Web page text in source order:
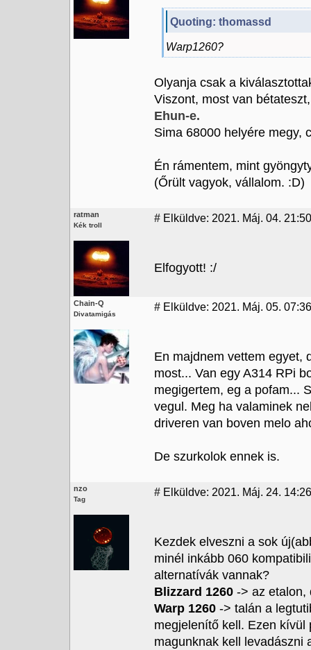
Quoting: thomassd
Warp1260?
Olyanja csak a
Viszont, most van
Ehun-e.
Sima 68000 helyére megy,
Én rámentem, mint
(Őrült vagyok, vállalom. :D)
ratman
Kék troll
# Elküldve: 2021. Máj. 04. 21:50
Elfogyott! :/
Chain-Q
Divatamigás
# Elküldve: 2021. Máj. 05.
En majdnem vettem egyet,
most... Van egy A314 RPi
megigertem, eg a pofam...
vegul. Meg ha valaminek
driveren van boven melo
De szurkolok ennek is.
nzo
Tag
# Elküldve: 2021. Máj. 24.
Kezdek elveszni a sok
minél inkább 060
alternatívák vannak?
Blizzard 1260 -> az etalon,
Warp 1260 -> talán a
megjelenítő kell. Ezen kívül
magunknak kell levadászni